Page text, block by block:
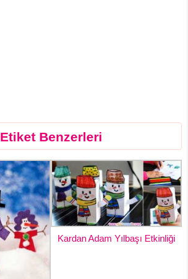
Etiket Benzerleri
Kardan Adam Yılbaşı Etkinliği